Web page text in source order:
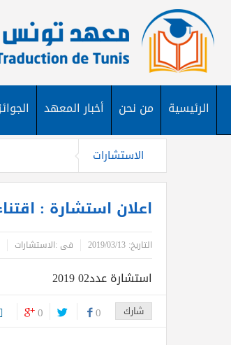
الرئيسية من نحن أخبار المعهد
الاستشارات
اعلان استشارة :
التاريخ: 2019/03/13 فى :الاستشارات
استشارة عدد02 2019
شارك 0
0